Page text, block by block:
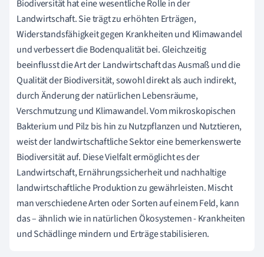
Biodiversität hat eine wesentliche Rolle in der
Landwirtschaft. Sie trägt zu erhöhten Erträgen,
Widerstandsfähigkeit gegen Krankheiten und Klimawandel
und verbessert die Bodenqualität bei. Gleichzeitig
beeinflusst die Art der Landwirtschaft das Ausmaß und die
Qualität der Biodiversität, sowohl direkt als auch indirekt,
durch Änderung der natürlichen Lebensräume,
Verschmutzung und Klimawandel. Vom mikroskopischen
Bakterium und Pilz bis hin zu Nutzpflanzen und Nutztieren,
weist der landwirtschaftliche Sektor eine bemerkenswerte
Biodiversität auf. Diese Vielfalt ermöglicht es der
Landwirtschaft, Ernährungssicherheit und nachhaltige
landwirtschaftliche Produktion zu gewährleisten. Mischt
man verschiedene Arten oder Sorten auf einem Feld, kann
das – ähnlich wie in natürlichen Ökosystemen - Krankheiten
und Schädlinge mindern und Erträge stabilisieren.